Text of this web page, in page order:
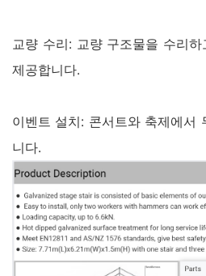
교량 수리: 교량 구조물을 수리
제공합니다.
이벤트 설치: 콘서트와 축제에서
니다.